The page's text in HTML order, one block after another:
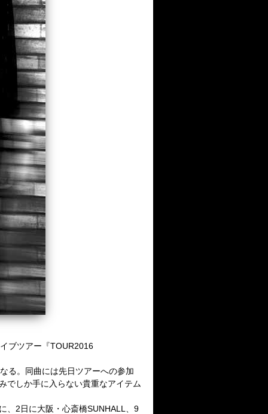
ブツアー『TOUR2016
る。同曲には先日ツアーへの参加
でしか手に入らない貴重なアイテム
、2日に大阪・心斎橋SUNHALL、9